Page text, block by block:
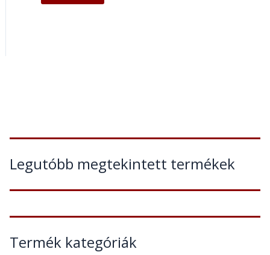
Legutóbb megtekintett termékek
Termék kategóriák